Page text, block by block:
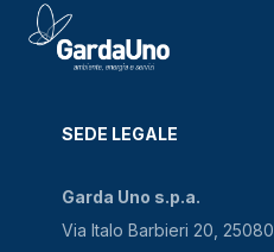
SEDE LEGALE
Garda Uno s.p.a.
Via Italo Barbieri 20, 25080